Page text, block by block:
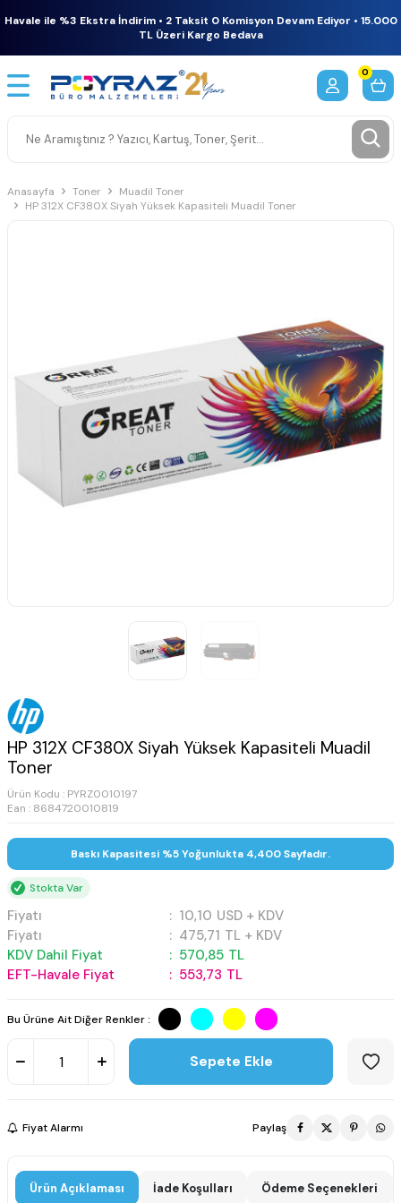
Havale ile %3 Ekstra İndirim • 2 Taksit 0 Komisyon Devam Ediyor • 15.000
TL Üzeri Kargo Bedava
0
Anasayfa Toner
Muadil Toner
HP 312X CF380X Siyah Yüksek Kapasiteli Muadil Toner
HP 312X CF380X Siyah Yüksek Kapasiteli Muadil
Toner
Ürün Kodu : PYRZ0010197
Ean : 8684720010819
Baskı Kapasitesi %5 Yoğunlukta 4,400 Sayfadır.
Stokta Var
Fiyatı : 10,10 USD + KDV
Fiyatı
: 475,71 TL + KDV
KDV Dahil Fiyat
: 570,85 TL
EFT-Havale Fiyat
: 553,73 TL
Bu Ürüne Ait Diğer Renkler :
Sepete Ekle
Fiyat Alarmı Paylaş
Ürün Açıklaması İade Koşulları Ödeme Seçenekleri